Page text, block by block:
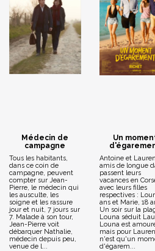
Médecin de
campagne
Tous les habitants,
dans ce coin de
campagne, peuvent
compter sur Jean-
Pierre, le médecin qui
les ausculte, les
soigne et les rassure
jour et nuit, 7 jours sur
7. Malade à son tour,
Jean-Pierre voit
débarquer Nathalie,
médecin depuis peu,
venue de l...
Un
Antoine et
amis de longue
passent leurs
vacances en
avec leurs filles
respectives :
ans et Marie, 18
Un soir sur la
Louna séduit
Louna est
mais pour
n'est qu'un
d'égarem...